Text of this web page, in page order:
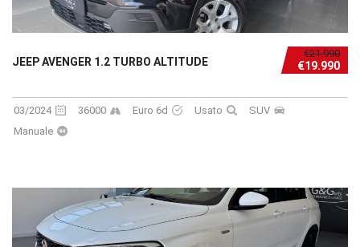
€21.990
€19.990
JEEP AVENGER 1.2 TURBO ALTITUDE
03/2024 36000 Euro 6d Usato
SUV
Manuale